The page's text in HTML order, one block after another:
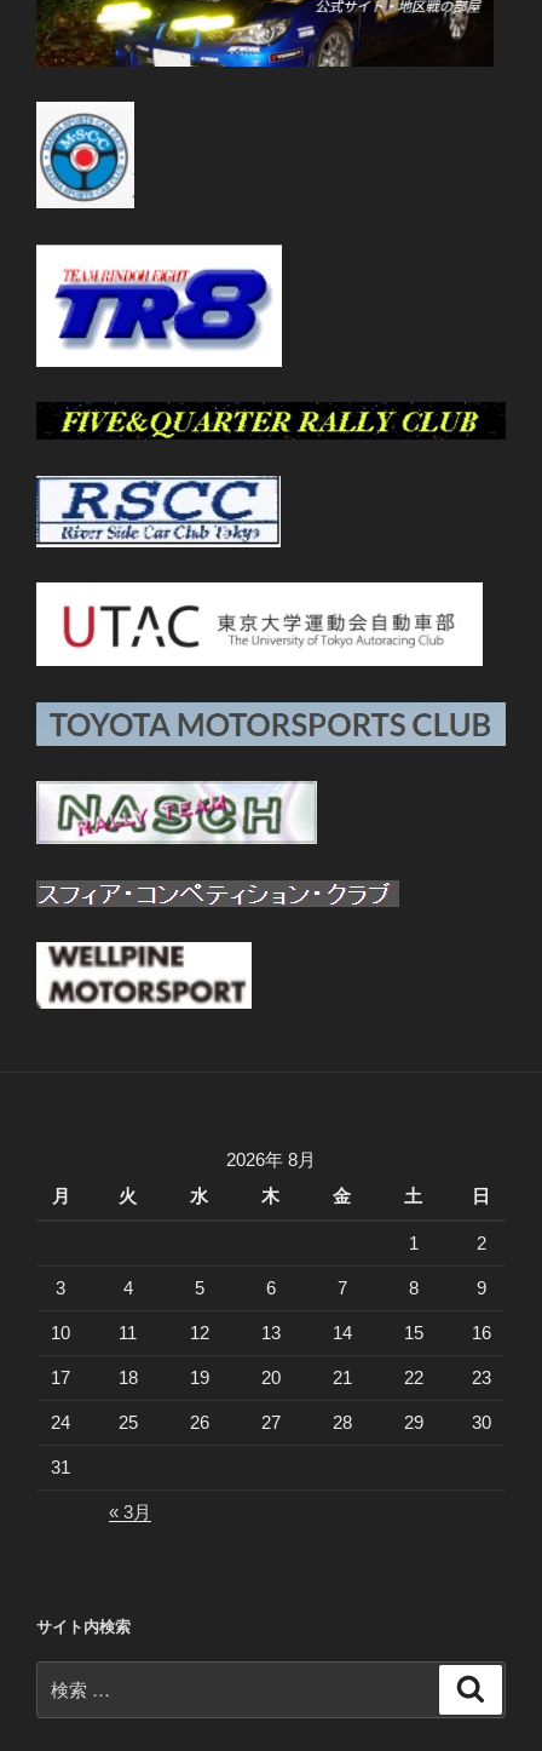
2026年 8月
月
火 水 木 金 土 日
1 2
3 4 5 6 7 8 9
10 11 12 13 14 15 16
17 18 19 20 21 22 23
24 25 26 27 28 29 30
31
« 3月
サイト内検索
索: